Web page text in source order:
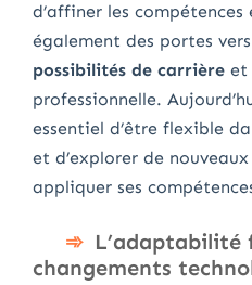
d’affiner les
également des portes
possibilités de carrière et
professionnelle.
essentiel d’être flexible
et d’explorer de
appliquer ses
L’adaptabilité
changements